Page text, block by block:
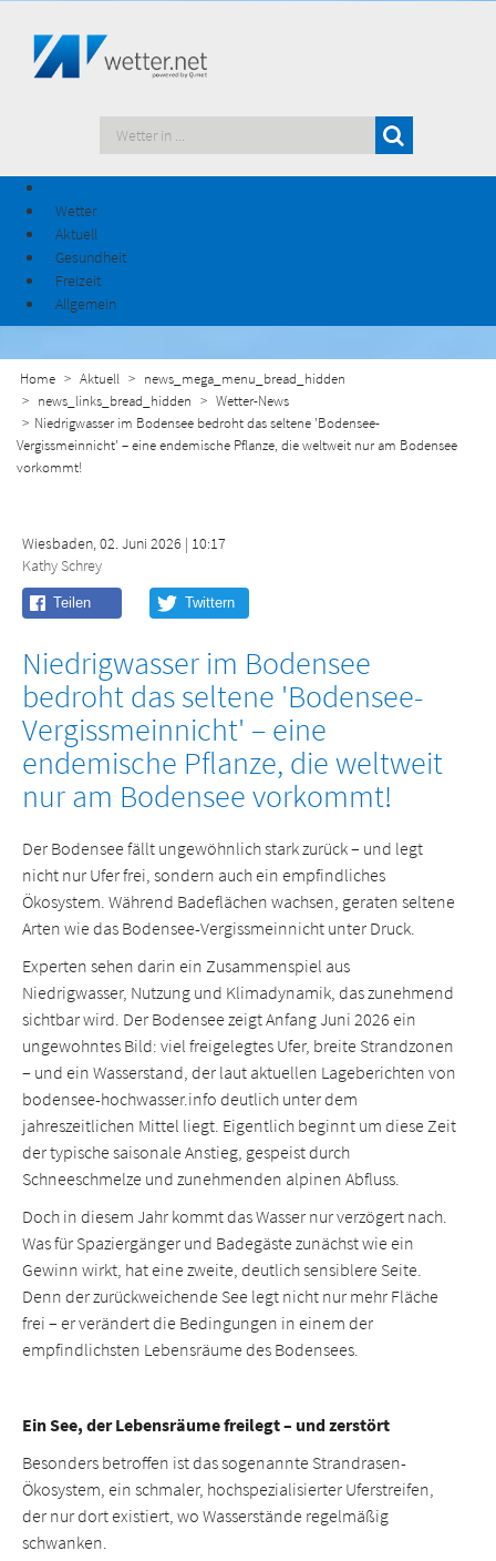
Wetter
Aktuell
Gesundheit
Freizeit
Allgemein
Home Aktuell
news_mega_menu_bread_hidden
news_links_bread_hidden
Wetter-News
​Niedrigwasser im Bodensee bedroht das seltene 'Bodensee-
Vergissmeinnicht' – eine endemische Pflanze, die weltweit nur am Bodensee
vorkommt!
Wiesbaden, 02. Juni 2026 | 10:17
Kathy Schrey
​Niedrigwasser im Bodensee
bedroht das seltene 'Bodensee-
Vergissmeinnicht' – eine
endemische Pflanze, die weltweit
nur am Bodensee vorkommt!
Der Bodensee fällt ungewöhnlich stark zurück – und legt
nicht nur Ufer frei, sondern auch ein empfindliches
Ökosystem. Während Badeflächen wachsen, geraten seltene
Arten wie das Bodensee-Vergissmeinnicht unter Druck.
Experten sehen darin ein Zusammenspiel aus
Niedrigwasser, Nutzung und Klimadynamik, das zunehmend
sichtbar wird. Der Bodensee zeigt Anfang Juni 2026 ein
ungewohntes Bild: viel freigelegtes Ufer, breite Strandzonen
– und ein Wasserstand, der laut aktuellen Lageberichten von
bodensee-hochwasser.info deutlich unter dem
jahreszeitlichen Mittel liegt. Eigentlich beginnt um diese Zeit
der typische saisonale Anstieg, gespeist durch
Schneeschmelze und zunehmenden alpinen Abfluss.
Doch in diesem Jahr kommt das Wasser nur verzögert nach.
Was für Spaziergänger und Badegäste zunächst wie ein
Gewinn wirkt, hat eine zweite, deutlich sensiblere Seite.
Denn der zurückweichende See legt nicht nur mehr Fläche
frei – er verändert die Bedingungen in einem der
empfindlichsten Lebensräume des Bodensees.
Ein See, der Lebensräume freilegt – und zerstört
Besonders betroffen ist das sogenannte Strandrasen-
Ökosystem, ein schmaler, hochspezialisierter Uferstreifen,
der nur dort existiert, wo Wasserstände regelmäßig
schwanken.